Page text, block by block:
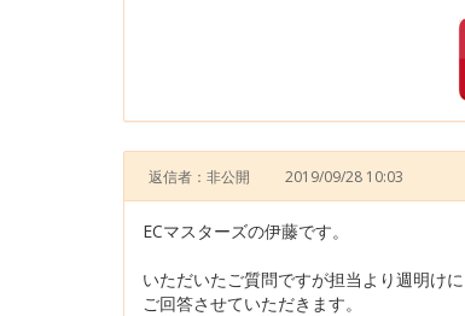
返信者：非公開 2019/09/28 10:03
ECマスターズの伊藤です。
いただいたご質問ですが担当より週明けに
ご回答させていただきます。